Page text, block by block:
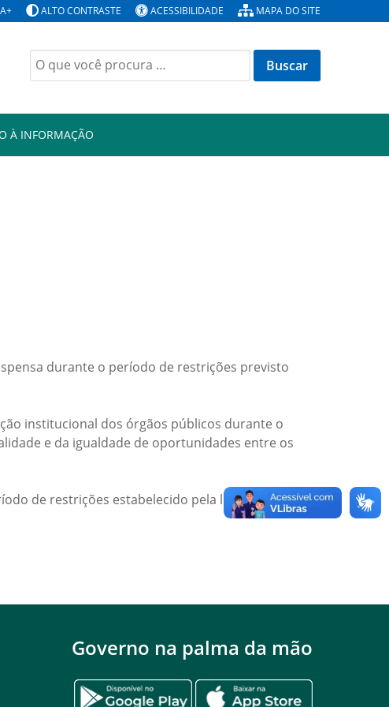
A+ ALTO CONTRASTE ACESSIBILIDADE MAPA DO SITE
Buscar
por:
À INFORMAÇÃO
durante o período de restrições previsto
institucional dos órgãos públicos durante o
e da igualdade de oportunidades entre os
de restrições estabelecido pela legislação
Governo na palma da mão